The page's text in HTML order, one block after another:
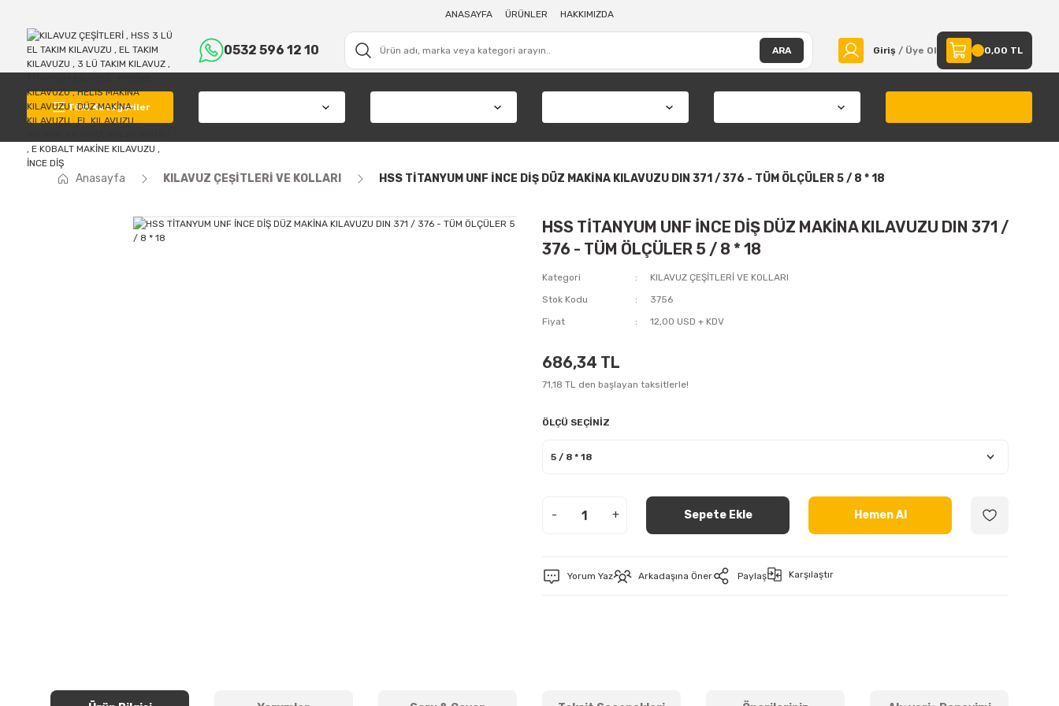
ANASAYFA ÜRÜNLER HAKKIMIZDA
0532 596 12 10 ARA Giriş / Üye Ol 0,00 TL
Tüm Kategoriler
Anasayfa KILAVUZ ÇEŞİTLERİ VE KOLLARI HSS TİTANYUM UNF İNCE DİŞ DÜZ MAKİNA KILAVUZU DIN 371 / 376 - TÜM ÖLÇÜLER 5 / 8 * 18
HSS TİTANYUM UNF İNCE DİŞ DÜZ MAKİNA KILAVUZU DIN 371 /
376 - TÜM ÖLÇÜLER 5 / 8 * 18
Kategori
KILAVUZ ÇEŞİTLERİ VE KOLLARI
Stok Kodu
3756
Fiyat
12,00 USD + KDV
686,34 TL
71,18 TL den başlayan taksitlerle!
ÖLÇÜ SEÇİNİZ
- + Sepete Ekle Hemen Al
Yorum Yaz Arkadaşına Öner Paylaş Karşılaştır